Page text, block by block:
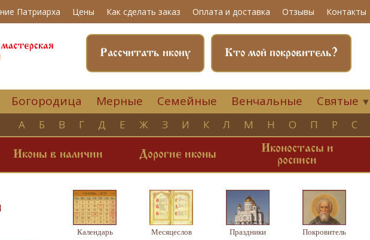
Патриарха Цены Как сделать заказ Оплата и доставка Отзывы Контакты
Кто мой покровитель?
Рассчитать икону
Богородица Мерные Семейные Венчальные Святые ▼
А Б В Г Д Е Ж З И К Л М Н О П Р С
Иконы в наличии Дорогие иконы
Иконостасы и
росписи
Календарь Месяцеслов Праздники Покровитель